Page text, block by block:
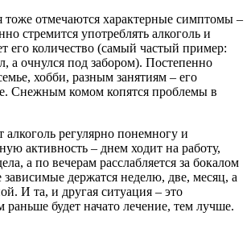
тоже отмечаются характерные симптомы –
стремится употреблять алкоголь и
его количество (самый частый пример:
а очнулся под забором). Постепенно
хобби, разным занятиям – его
Снежным комом копятся проблемы в
алкоголь регулярно понемногу и
активность – днем ходит на работу,
а по вечерам расслабляется за бокалом
держатся неделю, две, месяц, а
И та, и другая ситуация – это
раньше будет начато лечение, тем лучше.